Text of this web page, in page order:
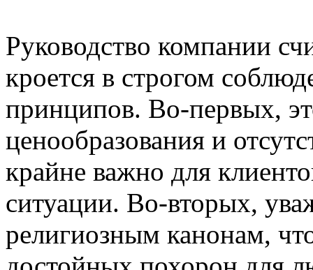
Руководство компании
кроется в строгом
принципов. Во-первых,
ценообразования и
крайне важно для
ситуации. Во-вторых,
религиозным канонам,